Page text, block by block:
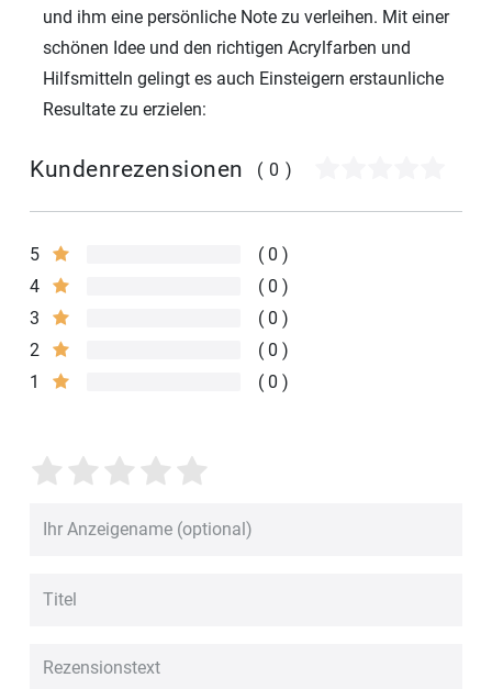
und ihm eine persönliche Note zu verleihen. Mit einer
schönen Idee und den richtigen Acrylfarben und
Hilfsmitteln gelingt es auch Einsteigern erstaunliche
Resultate zu erzielen:
Kundenrezensionen (0)
5
0
4
0
3
0
2
0
1
0